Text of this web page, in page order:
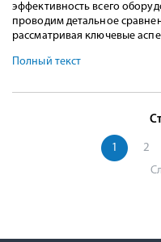
эффективность всего
проводим детальное
рассматривая ключевые
Полный текст
1 2